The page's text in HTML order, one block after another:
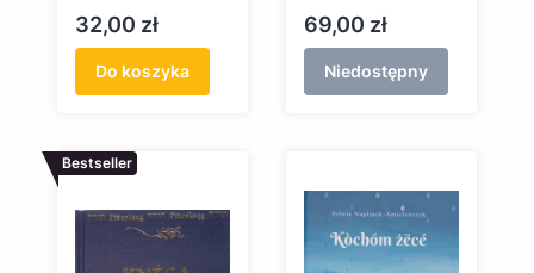
Cena
32,00 zł
Do koszyka
Verlorene Welt + CD
Cena
69,00 zł
Niedostępny
Bestseller